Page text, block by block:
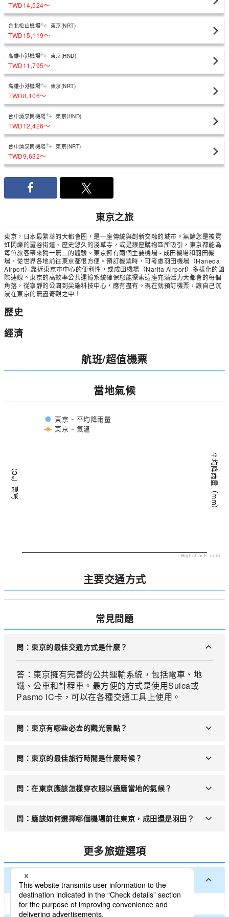
TWD14,524〜
台北松山機場 東京(NRT)
TWD15,119〜
高雄小港機場 東京(HND)
TWD11,795〜
高雄小港機場 東京(NRT)
TWD8,106〜
台中清泉崗機場 東京(HND)
TWD12,426〜
台中清泉崗機場 東京(NRT)
TWD9,632〜
東京之旅
東京，日本最繁華的大都會圈，是一座傳統與創新交融的城市。無論您是被霓
虹閃爍的澀谷街道、歷史悠久的淺草寺，或是銀座購物區所吸引，東京都能為
每位旅客帶來獨一無二的體驗。東京擁有兩個主要機場 - 成田機場和羽田機
場，從世界各地前往東京都很方便。預訂機票時，可考慮羽田機場（Haneda
Airport）靠近東京市中心的便利性，或成田機場（Narita Airport）多樣化的國
際連線。東京的高效率公共運輸系統確保您能探索這座充滿活力大都會的每個
角落，從寧靜的公園到尖端科技中心，應有盡有。現在就預訂機票，讓自己沉
浸在東京的無盡奇觀之中！
歷史
經濟
航班/超值機票
當地氣候
氣溫（°C） 平均降雨量（mm）
東京 - 平均降雨量
東京 - 氣溫
Highcharts.com
主要交通方式
常見問題
問：東京的最佳交通方式是什麼？
答：東京擁有完善的公共運輸系統，包括電車、地
鐵、公車和計程車。最方便的方式是使用Suica或
Pasmo IC卡，可以在各種交通工具上使用。
問：東京有哪些必去的觀光景點？
答：東京有許多知名的觀光景點，如淺草寺、東京
問：東京的最佳旅行時間是什麼時候？
答：東京四季分明，每個季節都有獨特的魅力。春天
問：在東京應該怎樣穿衣服以適應當地的氣候？
答：東京的夏天炎熱潮濕，建議穿著輕便透氣的衣
問：應該如何選擇哪個機場前往東京，成田還是羽田？
答：成田機場位於東京東北方位於千葉縣，主要承擔
國際航班，離東京市中心較遠；羽田機場則距市中心
較近，也承擔部分國際航班淡國內航班較多。根據您
的行程安排和便利性來選擇合適的機場。
更多旅遊選項
日本主要都市